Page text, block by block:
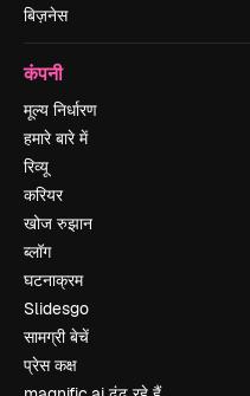
बिज़नेस
कंपनी
मूल्य निर्धारण
हमारे बारे में
रिव्यू
करियर
खोज रुझान
ब्लॉग
घटनाक्रम
Slidesgo
सामग्री बेचें
प्रेस कक्ष